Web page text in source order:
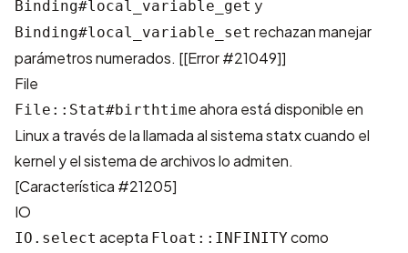
Binding#local_variable_get y
Binding#local_variable_set rechazan manejar
parámetros numerados. [[Error #21049]]
File
File::Stat#birthtime ahora está disponible en
Linux a través de la llamada al sistema statx cuando el
kernel y el sistema de archivos lo admiten.
[Característica #21205]
IO
IO.select acepta Float::INFINITYcomo